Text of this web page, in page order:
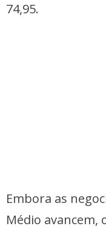
74,95.
Embora as
Médio avancem,